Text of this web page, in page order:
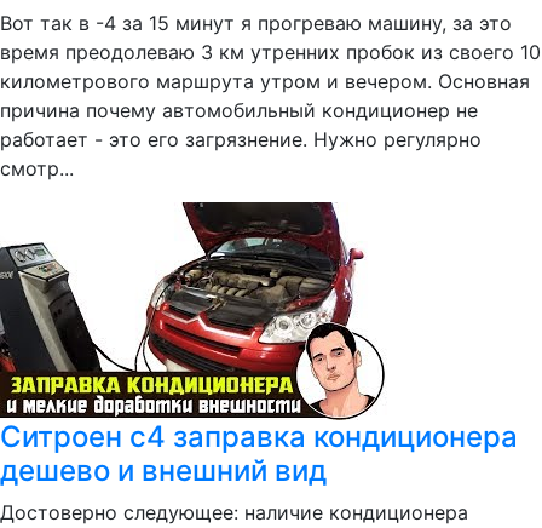
Вот так в -4 за 15 минут я прогреваю машину, за это
время преодолеваю 3 км утренних пробок из своего 10
километрового маршрута утром и вечером. Основная
причина почему автомобильный кондиционер не
работает - это его загрязнение. Нужно регулярно
смотр...
Ситроен с4 заправка кондиционера
дешево и внешний вид
Достоверно следующее: наличие кондиционера